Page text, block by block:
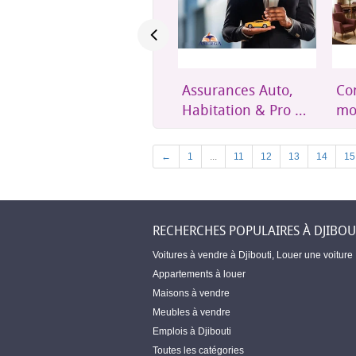
Confort et mobilier
moderne pour
← Previous
1 ... 11 12 13 14 15
RECHERCHES POPULAIRES À
Voitures à vendre à Djibouti, Louer une voiture
Appartements à louer
Maisons à vendre
Meubles à vendre
Emplois à Djibouti
Toutes les catégories